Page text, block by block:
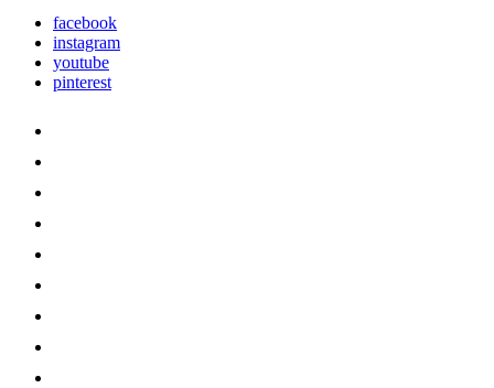
facebook
instagram
youtube
pinterest